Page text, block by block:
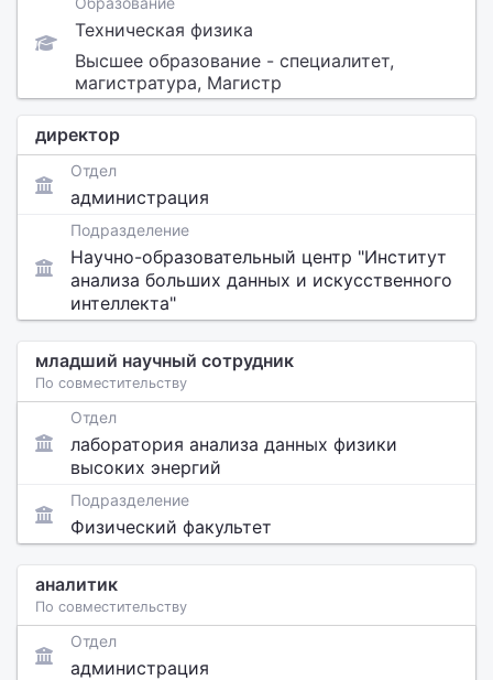
Техническая физика
Высшее образование - специалитет,
магистратура, Магистр
директор
Отдел
администрация
Подразделение
Научно-образовательный центр "Институт
анализа больших данных и искусственного
интеллекта"
младший научный сотрудник
По совместительству
Отдел
лаборатория анализа данных физики
высоких энергий
Подразделение
Физический факультет
аналитик
По совместительству
Отдел
администрация